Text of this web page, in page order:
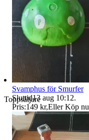
Toppsäljare
Svamphus för Smurfer
Sluttid13 aug 10:12.
Pris:149 kr,Eller Köp nu